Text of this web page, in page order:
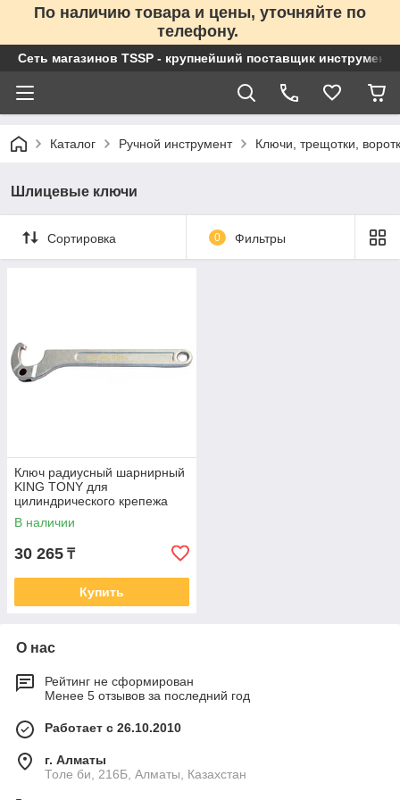
По наличию товара и цены, уточняйте по
телефону.
Сеть магазинов TSSP - крупнейший поставщик
Каталог Ручной инструмент Ключи, трещотки,
Шлицевые ключи
Сортировка 0 Фильтры
Ключ радиусный шарнирный
KING TONY для
цилиндрического крепежа
120-180мм 3641-I0
В наличии
30 265 ₸
Купить
О нас
Рейтинг не сформирован
Менее 5 отзывов за последний год
Работает с 26.10.2010
г. Алматы
Толе би, 216Б, Алматы, Казахстан